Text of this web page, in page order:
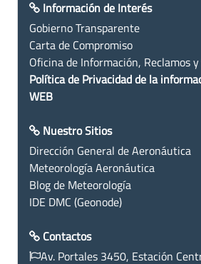
Información de Interés
Gobierno Transparente
Carta de Compromiso
Oficina de Información, Reclamos
Política de Privacidad de la
WEB
Nuestro Sitios
Dirección General de Aeronáutica
Meteorología Aeronáutica
Blog de Meteorología
IDE DMC (Geonode)
Contactos
Av. Portales 3450, Estación